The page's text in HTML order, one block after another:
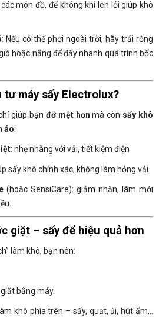
món đồ, để không khí len lỏi giúp khô
: Nếu có thể phơi ngoài trời, hãy trải rộng
hoặc nắng để đẩy nhanh quá trình bốc
tư máy sấy Electrolux?
giúp bạn đỡ mệt hơn mà còn sấy khô
áo:
: nhẹ nhàng với vải, tiết kiệm điện
sấy khô chính xác, không làm hỏng vải.
(hoặc SensiCare): giảm nhăn, làm mới
giặt – sấy để hiệu quả hơn
làm khô, bạn nên:
bằng máy.
khô phía trên – sấy, quạt, ủi, hút ẩm…